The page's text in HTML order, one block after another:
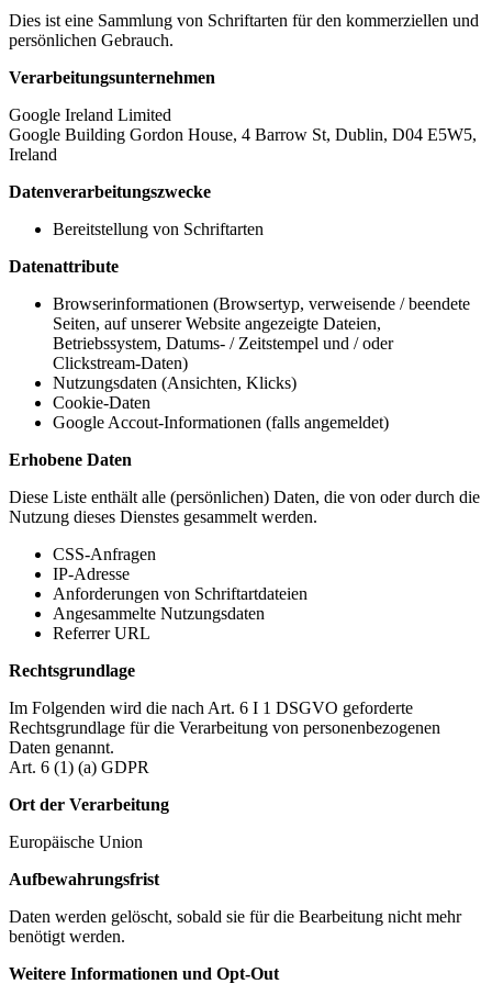
Dies ist eine Sammlung von Schriftarten für den kommerziellen und
persönlichen Gebrauch.
Verarbeitungsunternehmen
Google Ireland Limited
Google Building Gordon House, 4 Barrow St, Dublin, D04 E5W5,
Ireland
Datenverarbeitungszwecke
Bereitstellung von Schriftarten
Datenattribute
Browserinformationen (Browsertyp, verweisende / beendete
Seiten, auf unserer Website angezeigte Dateien,
Betriebssystem, Datums- / Zeitstempel und / oder
Clickstream-Daten)
Nutzungsdaten (Ansichten, Klicks)
Cookie-Daten
Google Accout-Informationen (falls angemeldet)
Erhobene Daten
Diese Liste enthält alle (persönlichen) Daten, die von oder durch die
Nutzung dieses Dienstes gesammelt werden.
CSS-Anfragen
IP-Adresse
Anforderungen von Schriftartdateien
Angesammelte Nutzungsdaten
Referrer URL
Rechtsgrundlage
Im Folgenden wird die nach Art. 6 I 1 DSGVO geforderte
Rechtsgrundlage für die Verarbeitung von personenbezogenen
Daten genannt.
Art. 6 (1) (a) GDPR
Ort der Verarbeitung
Europäische Union
Aufbewahrungsfrist
Daten werden gelöscht, sobald sie für die Bearbeitung nicht mehr
benötigt werden.
Weitere Informationen und Opt-Out